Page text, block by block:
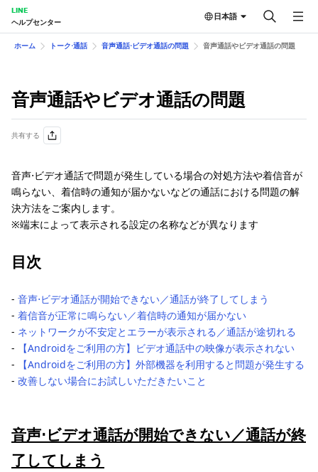
LINE
ヘルプセンター
日本語
ホーム トーク⋅通話 音声通話⋅ビデオ通話の問題 音声通話やビデオ通話の問題
音声通話やビデオ通話の問題
共有する
音声⋅ビデオ通話で問題が発生している場合の対処方法や着信音が
鳴らない、着信時の通知が届かないなどの通話における問題の解
決方法をご案内します。
※端末によって表示される設定の名称などが異なります
目次
- 音声⋅ビデオ通話が開始できない／通話が終了してしまう
- 着信音が正常に鳴らない／着信時の通知が届かない
- ネットワークが不安定とエラーが表示される／通話が途切れる
-
【Androidをご利用の方】ビデオ通話中の映像が表示されない
-
【Androidをご利用の方】外部機器を利用すると問題が発生する
- 改善しない場合にお試しいただきたいこと
音声⋅ビデオ通話が開始できない／通話が終
了してしまう